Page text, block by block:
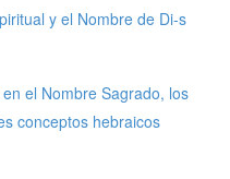
y el Nombre de Di-s
el Nombre Sagrado, los
conceptos hebraicos